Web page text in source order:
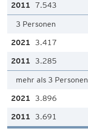
7.543
3 Personen
3.417
3.285
mehr als 3 Personen
3.896
3.691